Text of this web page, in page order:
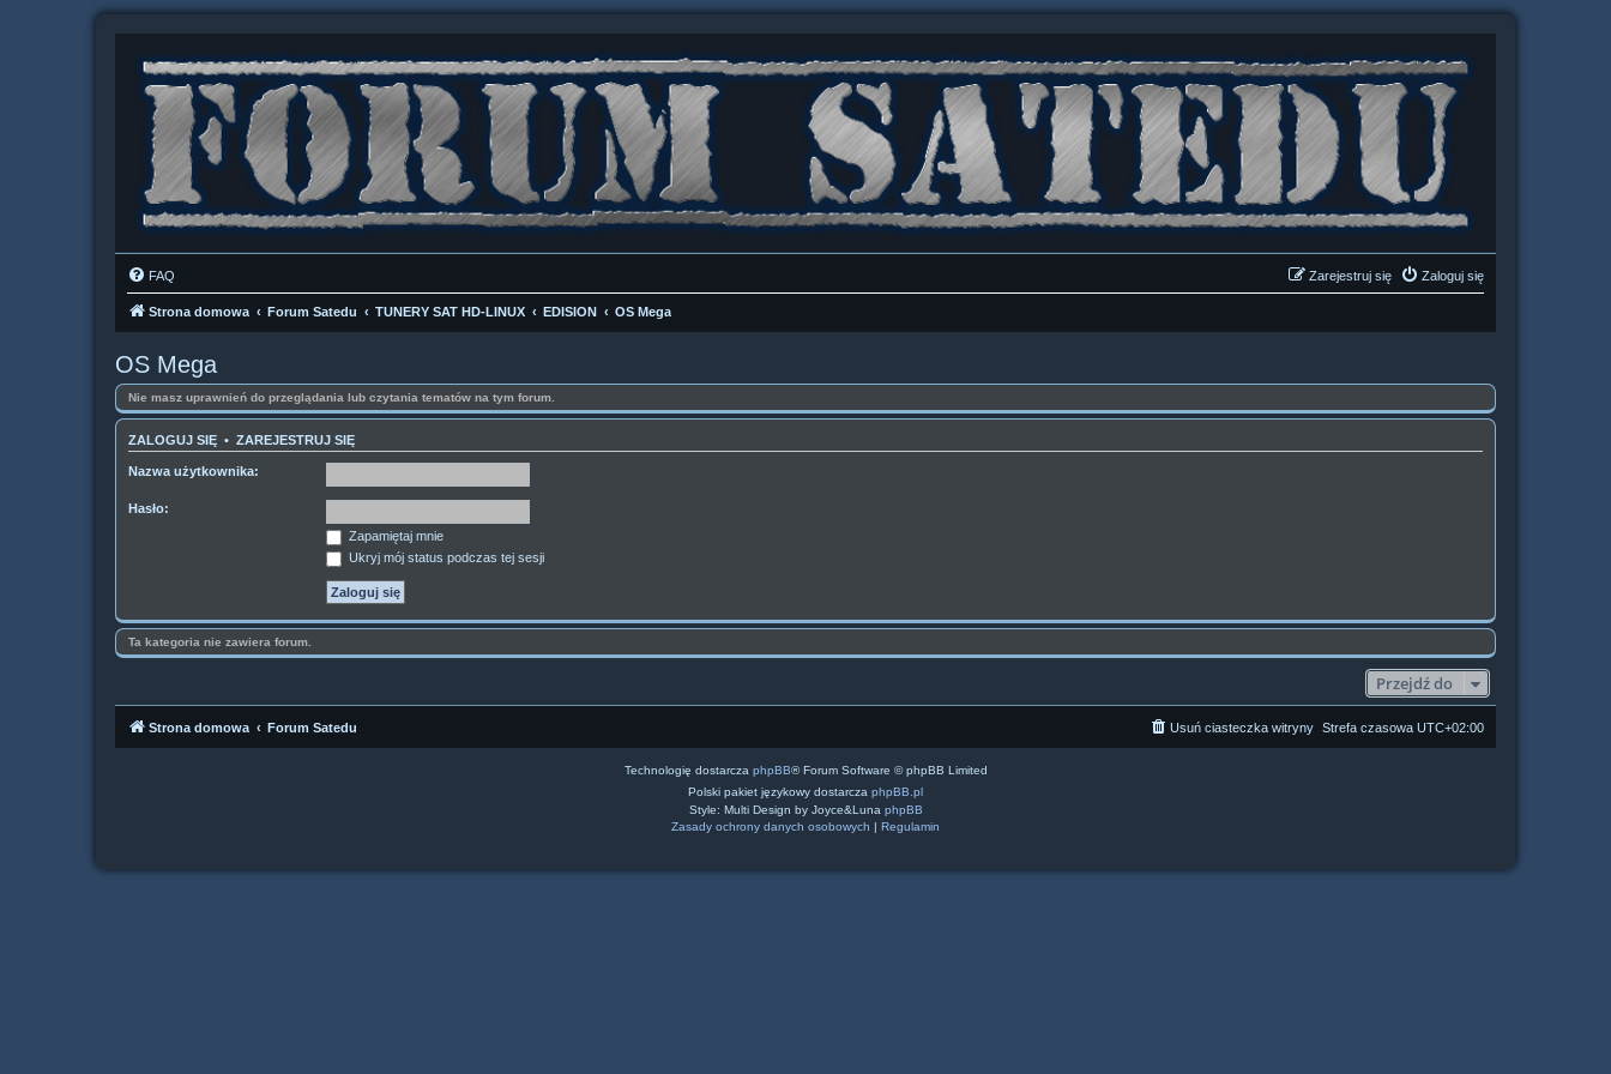
FAQ Zaloguj się
Zarejestruj się
Strona domowa Forum Satedu TUNERY SAT HD-LINUX EDISION OS Mega
OS Mega
Nie masz uprawnień do przeglądania lub czytania tematów na tym forum.
ZALOGUJ SIĘ • ZAREJESTRUJ SIĘ
Nazwa użytkownika:
Hasło:
Zapamiętaj mnie
Ukryj mój status podczas tej sesji
Ta kategoria nie zawiera forum.
Przejdź do
Strona domowa Forum Satedu Strefa czasowa UTC+02:00
Usuń ciasteczka witryny
Technologię dostarcza phpBB® Forum Software © phpBB Limited
Polski pakiet językowy dostarcza phpBB.pl
Style: Multi Design by Joyce&Luna phpBB
Zasady ochrony danych osobowych | Regulamin